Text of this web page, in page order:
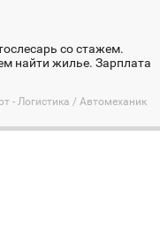
со стажем.
найти жилье. Зарплата
- Логистика / Автомеханик